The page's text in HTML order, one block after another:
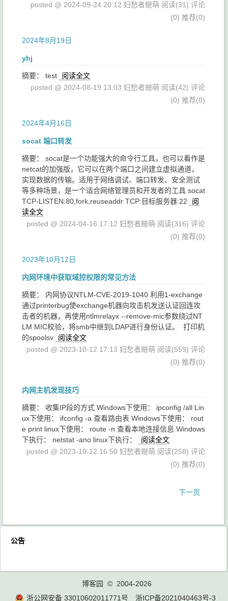
posted @ 2024-09-24 20:12 妇愁者纞萌 阅读(31) 评论
(0) 推荐(0)
2024年8月19日
yhj
摘要： test
阅读全文
posted @ 2024-08-19 13:03 妇愁者纞萌 阅读(42) 评论
(0) 推荐(0)
2024年4月16日
socat 端口转发
摘要： socat是一个功能强大的命令行工具，也可以看作是
netcat的加强版，它可以在两个端口之间建立虚拟通道，
实现数据的传输。适用于网络调试、端口转发、安全测试
等多种场景，是一个适合网络管理员和开发者的工具 socat
TCP-LISTEN:80,fork,reuseaddr TCP:目标服务器:22
阅
读全文
posted @ 2024-04-16 17:12 妇愁者纞萌 阅读(316) 评论
(0) 推荐(0)
2023年10月12日
内网环境中获取域控权限的常见方法
摘要： 内网协议NTLM-CVE-2019-1040 利用1-exchange​
通过printerbug使exchange机器向攻击机发送认证回连攻
击者的机器，再使用ntlmrelayx --remove-mic参数绕过NT
LM MIC校验，将smb中继到LDAP进行身份认证。 ​ 打印机
的spoolsv
阅读全文
posted @ 2023-10-12 17:13 妇愁者纞萌 阅读(559) 评论
(0) 推荐(0)
内网主机发现技巧
摘要： 收集IP段的方式 Windows下使用： ipconfig /all Lin
ux下使用： ifconfig -a 查看路由表 Windows下使用： rout
e print linux下使用： route -n 查看本地连接信息 Windows
下执行： netstat -ano linux下执行：
阅读全文
posted @ 2023-10-12 16:50 妇愁者纞萌 阅读(258) 评论
(0) 推荐(0)
下一页
公告
博客园
© 2004-2026
浙公网安备 33010602011771号
浙ICP备2021040463号-3